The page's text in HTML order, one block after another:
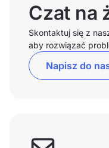
Czat na
Skontaktuj się z
aby rozwiązać
Napisz do